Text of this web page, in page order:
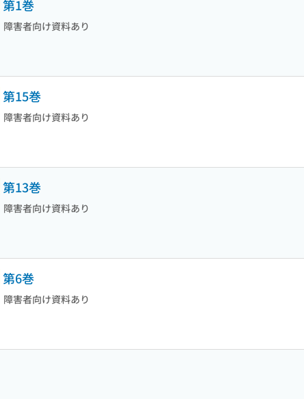
第1巻
障害者向け資料あり
第15巻
障害者向け資料あり
第13巻
障害者向け資料あり
第6巻
障害者向け資料あり